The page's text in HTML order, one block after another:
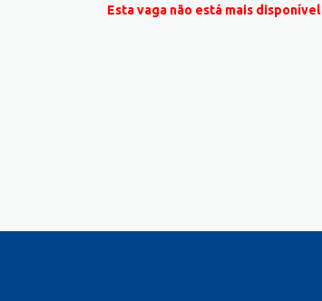
Esta vaga não está mais disponível